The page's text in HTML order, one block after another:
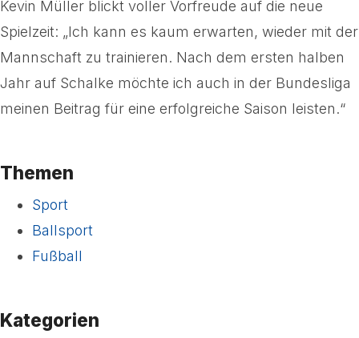
Kevin Müller blickt voller Vorfreude auf die neue
Spielzeit: „Ich kann es kaum erwarten, wieder mit der
Mannschaft zu trainieren. Nach dem ersten halben
Jahr auf Schalke möchte ich auch in der Bundesliga
meinen Beitrag für eine erfolgreiche Saison leisten.“
Themen
Sport
Ballsport
Fußball
Kategorien